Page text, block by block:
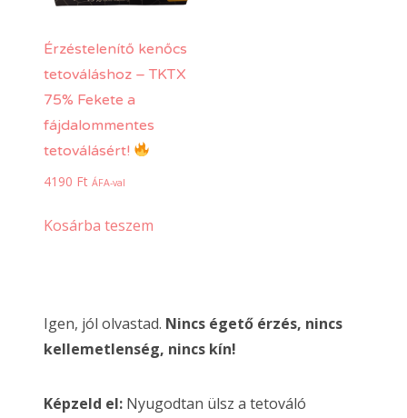
Érzéstelenítő kenőcs
tetováláshoz – TKTX
75% Fekete a
fájdalommentes
tetoválásért!
4190 Ft ÁFA-val
Kosárba teszem
Igen, jól olvastad. Nincs égető érzés, nincs
kellemetlenség, nincs kín!
Képzeld el: Nyugodtan ülsz a tetováló